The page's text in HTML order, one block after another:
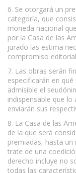
6. Se otorgará un
categoría, que
moneda nacional
por la Casa de las
jurado las estima
compromiso
7. Las obras serán
especificarán en
admisible el
indispensable que
enviarán sus
8. La Casa de las
de la que será
premiadas, hasta
trate de una
derecho incluye no
todas las